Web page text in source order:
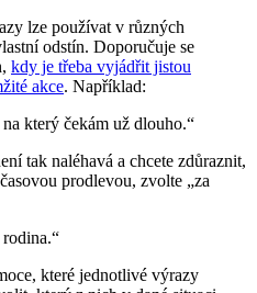
lze používat v různých
odstín. Doporučuje se
kdy je třeba vyjádřit jistou
akce. Například:
který čekám už dlouho.“
tak naléhavá a chcete zdůraznit,
prodlevou, zvolte „za
které jednotlivé výrazy